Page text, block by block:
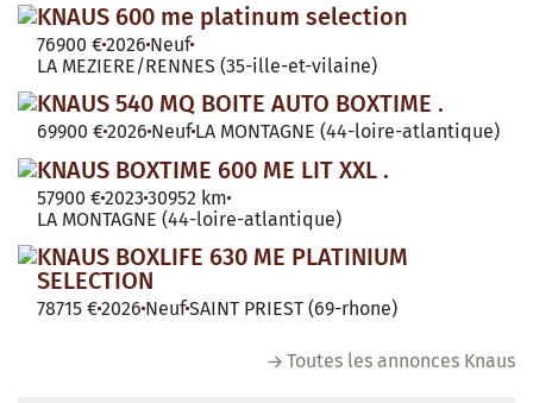
KNAUS 600 me platinum selection
76900 €2026 Neuf
LA MEZIERE/RENNES (35-ille-et-vilaine)
KNAUS 540 MQ BOITE AUTO BOXTIME .
69900 €2026 Neuf LA MONTAGNE (44-loire-atlantique)
KNAUS BOXTIME 600 ME LIT XXL .
57900 €2023 30952 km
LA MONTAGNE (44-loire-atlantique)
KNAUS BOXLIFE 630 ME PLATINIUM
SELECTION
78715 €2026 NeufSAINT PRIEST (69-rhone)
Toutes les annonces Knaus